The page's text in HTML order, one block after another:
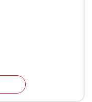
SPECTACLE RUSDELL